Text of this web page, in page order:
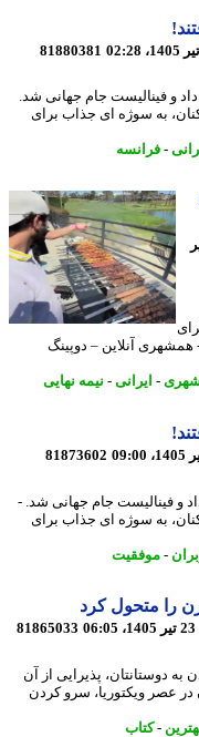
81880381
فینالیست جام جهانی شد.
به سوژه ای جذاب برای
- فرانسه
آنلاین – دوپینگ
- ایرانی- نیمه نهایی
81873602
جام جهانی شد. -
به سوژه ای جذاب برای
- موفقیت
متحول کرد
81865033
پذیرایی از آن
ویکتوریا، سرو کردن
- کتاب